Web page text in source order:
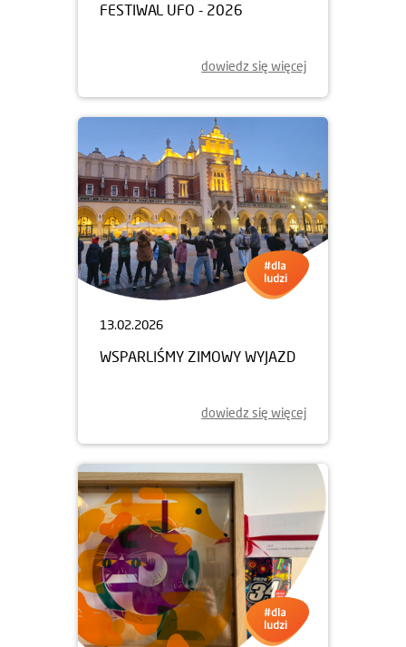
FESTIWAL UFO - 2026
dowiedz się więcej
13.02.2026
WSPARLIŚMY ZIMOWY WYJAZD
dowiedz się więcej